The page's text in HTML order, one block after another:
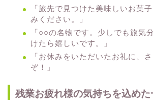
「旅先で見つけた美味しいお菓
みください。」
「○○の名物です。少しでも旅気
けたら嬉しいです。」
「お休みをいただいたお礼に、
ぞ！」
残業お疲れ様の気持ちを込めた